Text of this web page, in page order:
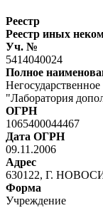
Реестр
Реестр иных
Уч. №
5414040024
Полное
"Лаборатория
ОГРН
1065400044467
Дата ОГРН
09.11.2006
Адрес
630122, Г.
Форма
Учреждение